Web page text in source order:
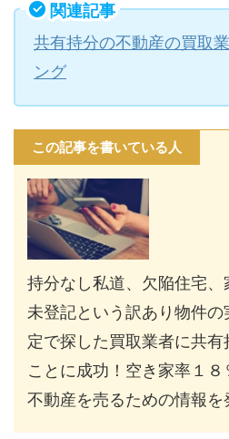
関連記事
共有持分の不動産の買取
ング
この記事を書いている人
持分なし私道、欠陥住宅
未登記という訳あり物件
定で探した買取業者に共
ことに成功！空き家率１
不動産を売るための情報を